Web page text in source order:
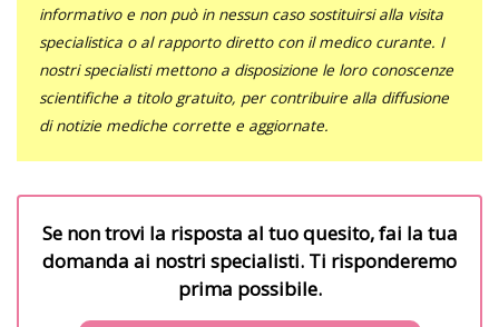
informativo e non può in nessun caso sostituirsi alla visita
specialistica o al rapporto diretto con il medico curante. I
nostri specialisti mettono a disposizione le loro conoscenze
scientifiche a titolo gratuito, per contribuire alla diffusione
di notizie mediche corrette e aggiornate.
Se non trovi la risposta al tuo quesito, fai la tua
domanda ai nostri specialisti. Ti risponderemo
prima possibile.